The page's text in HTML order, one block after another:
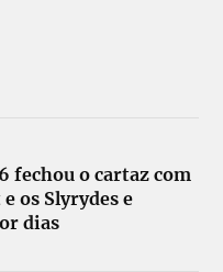
fechou o cartaz com
os Slyrydes e
dias